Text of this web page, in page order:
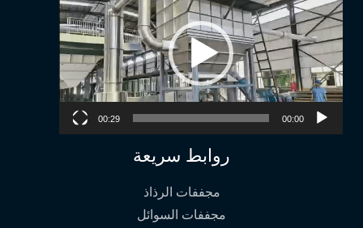
Player
00:00
00:29
روابط سريعة
مجففات الرذاذ
مجففات السوائل